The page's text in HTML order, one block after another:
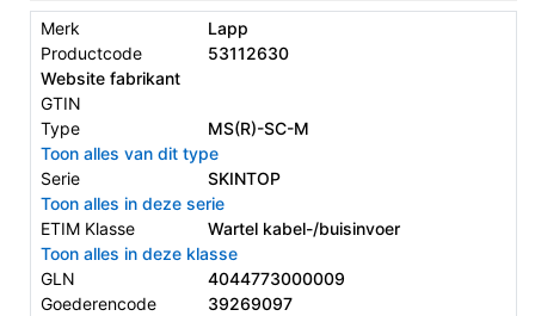
Merk
Lapp
Productcode
53112630
Website fabrikant
GTIN
Type
MS(R)-SC-M
Toon alles van dit type
Serie
SKINTOP
Toon alles in deze serie
ETIM Klasse
Wartel kabel-/buisinvoer
Toon alles in deze klasse
GLN
4044773000009
Goederencode
39269097